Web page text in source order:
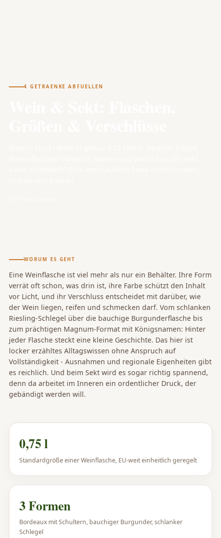
4 GETRAENKE ABFUELLEN
WORUM ES GEHT
Eine Weinflasche ist viel mehr als nur ein Behälter. Ihre Form
verrät oft schon, was drin ist, ihre Farbe schützt den Inhalt
vor Licht, und ihr Verschluss entscheidet mit darüber, wie
der Wein liegen, reifen und schmecken darf. Vom schlanken
Riesling-Schlegel über die bauchige Burgunderflasche bis
zum prächtigen Magnum-Format mit Königsnamen: Hinter
jeder Flasche steckt eine kleine Geschichte. Das hier ist
locker erzähltes Alltagswissen ohne Anspruch auf
Vollständigkeit - Ausnahmen und regionale Eigenheiten gibt
es reichlich. Und beim Sekt wird es sogar richtig spannend,
denn da arbeitet im Inneren ein ordentlicher Druck, der
gebändigt werden will.
0,75 l
Standardgröße einer Weinflasche, EU-weit einheitlich geregelt
3 Formen
Bordeaux mit Schultern, bauchiger Burgunder, schlanker
Schlegel